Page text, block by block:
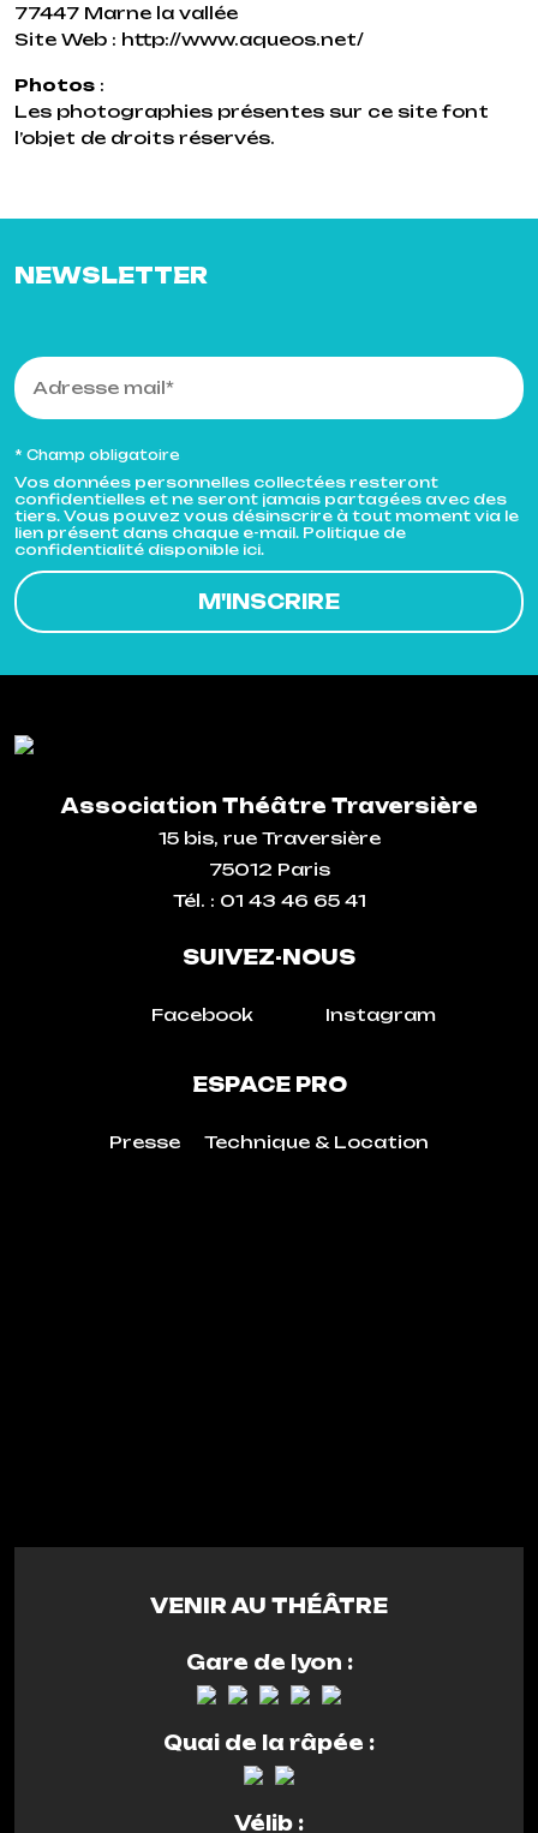
77447 Marne la vallée
Site Web : http://www.aqueos.net/
Photos :
Les photographies présentes sur ce site font
l’objet de droits réservés.
NEWSLETTER
* Champ obligatoire
Vos données personnelles collectées resteront
confidentielles et ne seront jamais partagées avec des
tiers. Vous pouvez vous désinscrire à tout moment via le
lien présent dans chaque e-mail. Politique de
confidentialité disponible ici.
Association Théâtre Traversière
15 bis, rue Traversière
75012 Paris
Tél. : 01 43 46 65 41
SUIVEZ-NOUS
Facebook Instagram
ESPACE PRO
Presse Technique & Location
VENIR AU THÉÂTRE
Gare de lyon :
Quai de la râpée :
Vélib :